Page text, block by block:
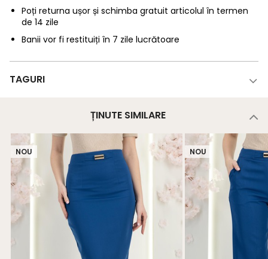
Poți returna ușor și schimba gratuit articolul în termen
de 14 zile
Banii vor fi restituiți în 7 zile lucrătoare
TAGURI
ȚINUTE SIMILARE
NOU NOU